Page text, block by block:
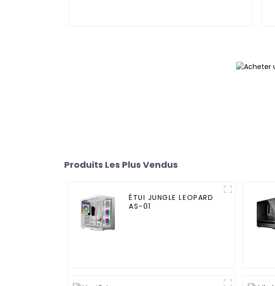
Produits Les Plus Vendus
ÉTUI JUNGLE LEOPARD
AS-01